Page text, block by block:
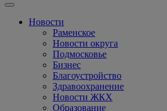
Новости
Раменское
Новости округа
Подмосковье
Бизнес
Благоустройство
Здравоохранение
Новости ЖКХ
Образование